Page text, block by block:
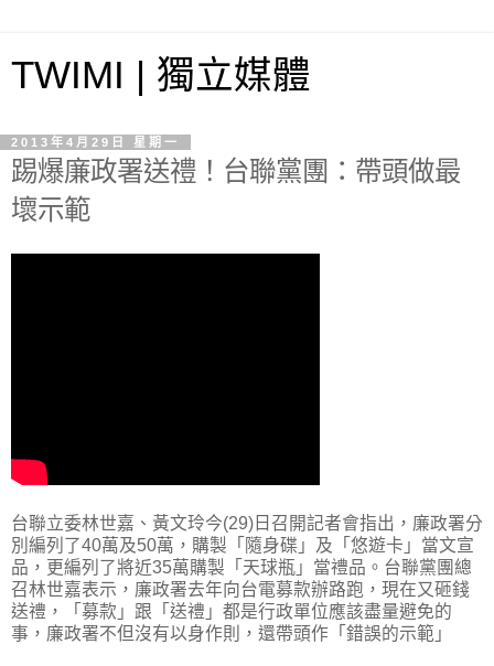
TWIMI | 獨立媒體
2013年4月29日 星期一
踢爆廉政署送禮！台聯黨團：帶頭做最
壞示範
台聯立委林世嘉、黃文玲今(29)日召開記者會指出，廉政署分
別編列了40萬及50萬，購製「隨身碟」及「悠遊卡」當文宣
品，更編列了將近35萬購製「天球瓶」當禮品。台聯黨團總
召林世嘉表示，廉政署去年向台電募款辦路跑，現在又砸錢
送禮，「募款」跟「送禮」都是行政單位應該盡量避免的
事，廉政署不但沒有以身作則，還帶頭作「錯誤的示範」